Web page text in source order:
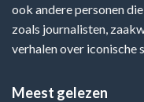
ook andere personen
zoals journalisten,
verhalen over iconische
Meest gelezen